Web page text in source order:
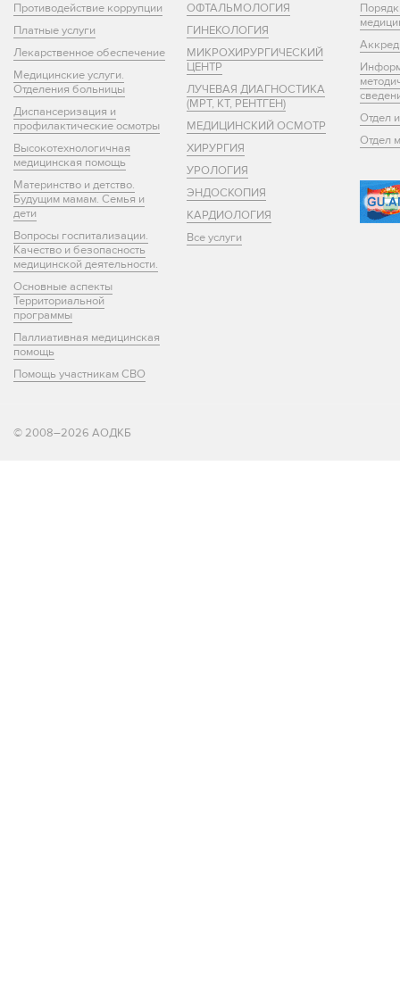
Противодействие коррупции
Платные услуги
Лекарственное обеспечение
Медицинские услуги.
Отделения больницы
Диспансеризация и
профилактические осмотры
Высокотехнологичная
медицинская помощь
Материнство и детство.
Будущим мамам. Семья и
дети
Вопросы госпитализации.
Качество и безопасность
медицинской деятельности.
Основные аспекты
Территориальной
программы
Паллиативная медицинская
помощь
Помощь участникам СВО
ОФТАЛЬМОЛОГИЯ
ГИНЕКОЛОГИЯ
МИКРОХИРУРГИЧЕСКИЙ
ЦЕНТР
ЛУЧЕВАЯ ДИАГНОСТИКА
(МРТ, КТ, РЕНТГЕН)
МЕДИЦИНСКИЙ ОСМОТР
ХИРУРГИЯ
УРОЛОГИЯ
ЭНДОСКОПИЯ
КАРДИОЛОГИЯ
Все услуги
Отдел
Отдел
© 2008–2026 АОДКБ